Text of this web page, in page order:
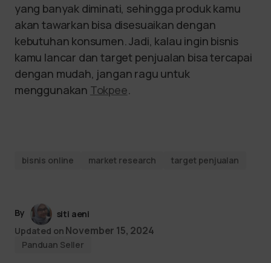
yang banyak diminati, sehingga produk kamu
akan tawarkan bisa disesuaikan dengan
kebutuhan konsumen. Jadi, kalau ingin bisnis
kamu lancar dan target penjualan bisa tercapai
dengan mudah, jangan ragu untuk
menggunakan Tokpee.
bisnis online market research target penjualan
By
siti aeni
Updated on November 15, 2024
Panduan Seller